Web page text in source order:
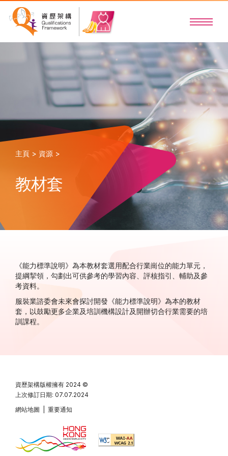
主頁 > 資源 >
教材套
《能力標準說明》為本教材套選用配合行業崗位的能力單元，
提綱挈領，勾劃出可供參考的學習內容、評核指引、輔助及參
考資料。
服裝業諮委會未來會探討開發《能力標準說明》為本的教材
套，以鼓勵更多企業及培訓機構設計及開辦切合行業需要的培
訓課程。
資歷架構版權擁有 2024 ©
上次修訂日期: 07.07.2024
網站地圖
重要通知